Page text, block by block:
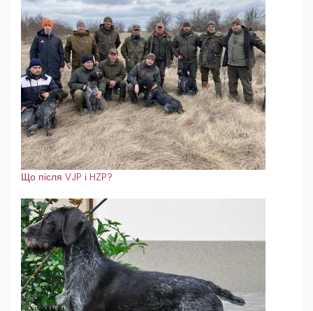
Що після VJP і HZP?